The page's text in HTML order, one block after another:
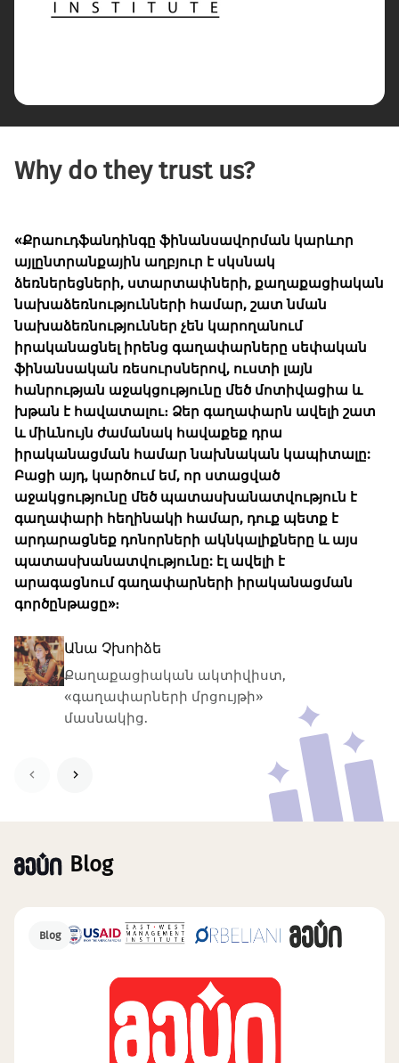
Why do they trust us?
«Քրաուդֆանդինգը ֆինանսավորման կարևոր
այլընտրանքային աղբյուր է սկսնակ
ձեռներեցների, ստարտափների, քաղաքացիական
նախաձեռնությունների համար, շատ նման
նախաձեռնություններ չեն կարողանում
իրականացնել իրենց գաղափարները սեփական
ֆինանսական ռեսուրսներով, ուստի լայն
հանրության աջակցությունը մեծ մոտիվացիա և
խթան է հավատալու։ Ձեր գաղափարն ավելի շատ
և միևնույն ժամանակ հավաքեք դրա
իրականացման համար նախնական կապիտալը:
Բացի այդ, կարծում եմ, որ ստացված
աջակցությունը մեծ պատասխանատվություն է
գաղափարի հեղինակի համար, դուք պետք է
արդարացնեք դոնորների ակնկալիքները և այս
պատասխանատվությունը: էլ ավելի է
արագացնում գաղափարների իրականացման
գործընթացը»։
Անա Չխոիձե
Քաղաքացիական ակտիվիստ,
«գաղափարների մրցույթի»
մասնակից.
Գիորգի Կիվիլաձե
Քաղաքացիական ակտիվիստ,
«գաղափարների մրցույթի»
մասնակից.
Քամրան Աֆանդիև
Քաղաքացիական ակտիվիստ
Նանա Բագալիշվիլի
Քաղաքացիական ակտիվիստ,
«գաղափարների մրցույթի»
մասնակից.
Blog
Blog